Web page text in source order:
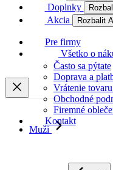
Doplnky
Akcia Rozbalit
Pre firmy
Všetko o
Často sa pýtate
Doprava a
Vrátenie
Obchodné
Firemné
Kontakt
Muži